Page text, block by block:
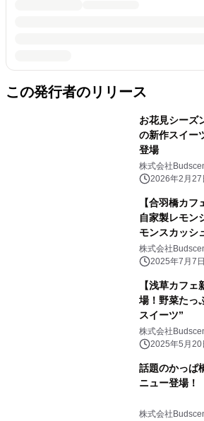
この発行者のリリース
お花見シーズ
の新作スイー
登場
株式会社
2026年2月27
【合羽橋カ
自家製レモン
モンスカッシ
&スイーツが
節限定で販売
株式会社
2025年7月7
【浅草カフ
場！野菜たっ
スイーツ”
株式会社
2025年5月20
話題のかっぱ
ニュー登場！
株式会社